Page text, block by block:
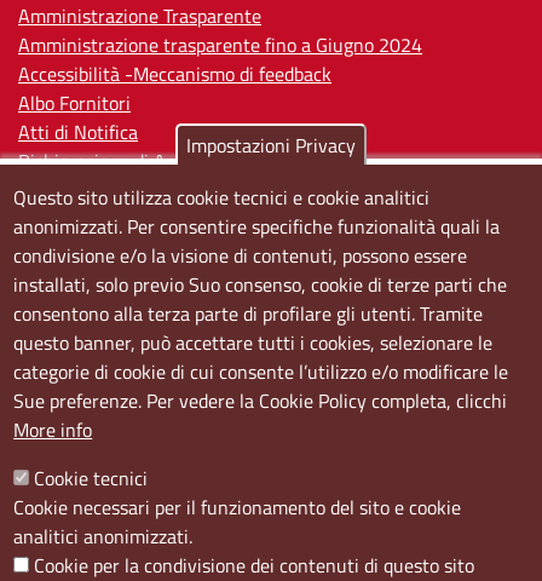
Amministrazione Trasparente
Amministrazione trasparente fino a Giugno 2024
Accessibilità -Meccanismo di feedback
Albo Fornitori
Atti di Notifica
Dichiarazione di Accessibilità
Sedi e orari
Sede Centrale:
Via S. Aspreno, 2, 80133 Napoli NA
Sede Secondaria:
Corso Meridionale, 58 80143 Napoli NA
Orari
Il venerdì dalle ore 8.50 alle ore 11.00
Social
Impostazioni Privacy
Questo sito utilizza cookie tecnici e cookie analitici
anonimizzati. Per consentire specifiche funzionalità quali la
condivisione e/o la visione di contenuti, possono essere
installati, solo previo Suo consenso, cookie di terze parti che
consentono alla terza parte di profilare gli utenti. Tramite
questo banner, può accettare tutti i cookies, selezionare le
categorie di cookie di cui consente l’utilizzo e/o modificare le
Sue preferenze. Per vedere la Cookie Policy completa, clicchi
More info
Cookie tecnici
Cookie necessari per il funzionamento del sito e cookie
analitici anonimizzati.
Cookie per la condivisione dei contenuti di questo sito